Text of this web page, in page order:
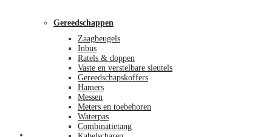
Gereedschappen
Zaagbeugels
Inbus
Ratels & doppen
Vaste en verstelbare sleutels
Gereedschapskoffers
Hamers
Messen
Meters en toebehoren
Waterpas
Combinatietang